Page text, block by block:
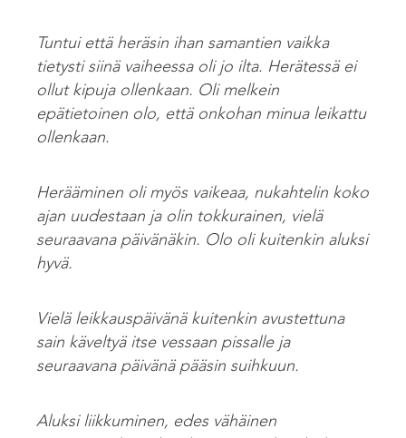
Tuntui että heräsin ihan samantien vaikka
tietysti siinä vaiheessa oli jo ilta. Herätessä ei
ollut kipuja ollenkaan. Oli melkein
epätietoinen olo, että onkohan minua leikattu
ollenkaan.
Herääminen oli myös vaikeaa, nukahtelin koko
ajan uudestaan ja olin tokkurainen, vielä
seuraavana päivänäkin. Olo oli kuitenkin aluksi
hyvä.
Vielä leikkauspäivänä kuitenkin avustettuna
sain käveltyä itse vessaan pissalle ja
seuraavana päivänä pääsin suihkuun.
Aluksi liikkuminen, edes vähäinen